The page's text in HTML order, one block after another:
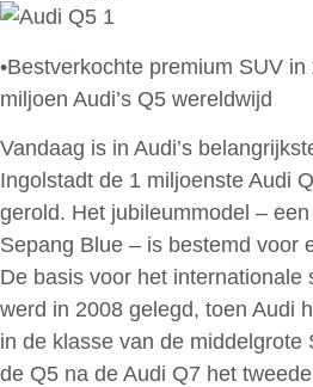
•Bestverkochte premium SUV
miljoen Audi’s Q5 wereldwijd
Vandaag is in Audi’s
Ingolstadt de 1 miljoenste Audi
gerold. Het jubileummodel –
Sepang Blue – is bestemd voor
De basis voor het internationale
werd in 2008 gelegd, toen Audi
in de klasse van de middelgrote
de Q5 na de Audi Q7 het